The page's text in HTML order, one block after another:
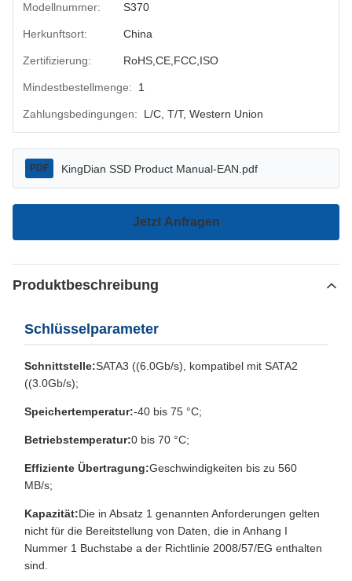
Modellnummer: S370
Herkunftsort: China
Zertifizierung: RoHS,CE,FCC,ISO
Mindestbestellmenge: 1
Zahlungsbedingungen: L/C, T/T, Western Union
PDF KingDian SSD Product Manual-EAN.pdf
Jetzt Anfragen
Produktbeschreibung
Schlüsselparameter
Schnittstelle:SATA3 ((6.0Gb/s), kompatibel mit SATA2
((3.0Gb/s);
Speichertemperatur:-40 bis 75 °C;
Betriebstemperatur:0 bis 70 °C;
Effiziente Übertragung:Geschwindigkeiten bis zu 560
MB/s;
Kapazität:Die in Absatz 1 genannten Anforderungen gelten
nicht für die Bereitstellung von Daten, die in Anhang I
Nummer 1 Buchstabe a der Richtlinie 2008/57/EG enthalten
sind.